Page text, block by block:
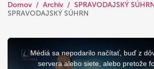
Domov Archív
SPRAVODAJSKÝ
SPRAVODAJSKÝ SÚHRN
This
window.
Médiá sa nepodarilo načítať, buď z
servera alebo siete, alebo pretože